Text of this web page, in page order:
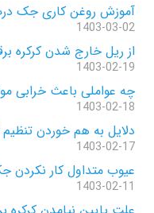
آموزش روغن کاری جک
1403-03-02
از ریل خارج شدن کرکره
1403-02-19
چه عواملی باعث خرابی
1403-02-18
دلایل به هم خوردن
1403-02-17
عیوب متداول کار نکردن
1403-02-11